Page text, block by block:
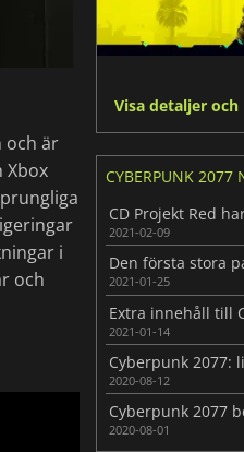
och är
Xbox
i
och
Visa detaljer
CYBERPUNK 2077
CD Projekt Red
2021-02-09
2021-01-25
Extra innehåll till
2021-01-14
Cyberpunk 2077:
2020-08-12
Cyberpunk 2077
2020-08-01